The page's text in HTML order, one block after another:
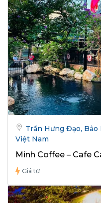
Trần Hưng Đạo,
Việt Nam
Minh Coffee – Cafe
Giá từ